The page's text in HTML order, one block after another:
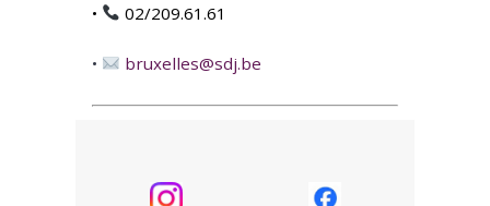
• 02/209.61.61
• bruxelles@sdj.be